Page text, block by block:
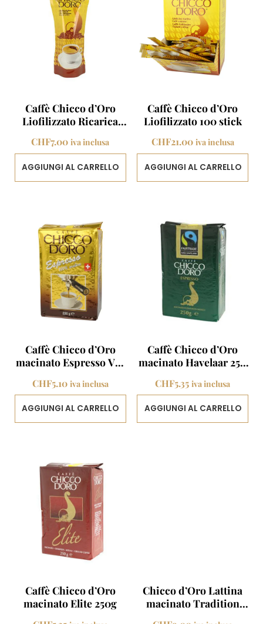
Caffè Chicco d’Oro
Liofilizzato Ricarica
CHF7.00 iva inclusa
AGGIUNGI AL CARRELLO
Caffè Chicco d’Oro
Liofilizzato 100 stick
CHF21.00 iva inclusa
AGGIUNGI AL CARRELLO
Caffè Chicco d’Oro
macinato Espresso Vac
CHF5.10 iva inclusa
AGGIUNGI AL CARRELLO
Caffè Chicco d’Oro
macinato Havelaar 250
CHF5.35 iva inclusa
AGGIUNGI AL CARRELLO
Caffè Chicco d’Oro
macinato Elite 250g
Chicco d’Oro Lattina
macinato Tradition